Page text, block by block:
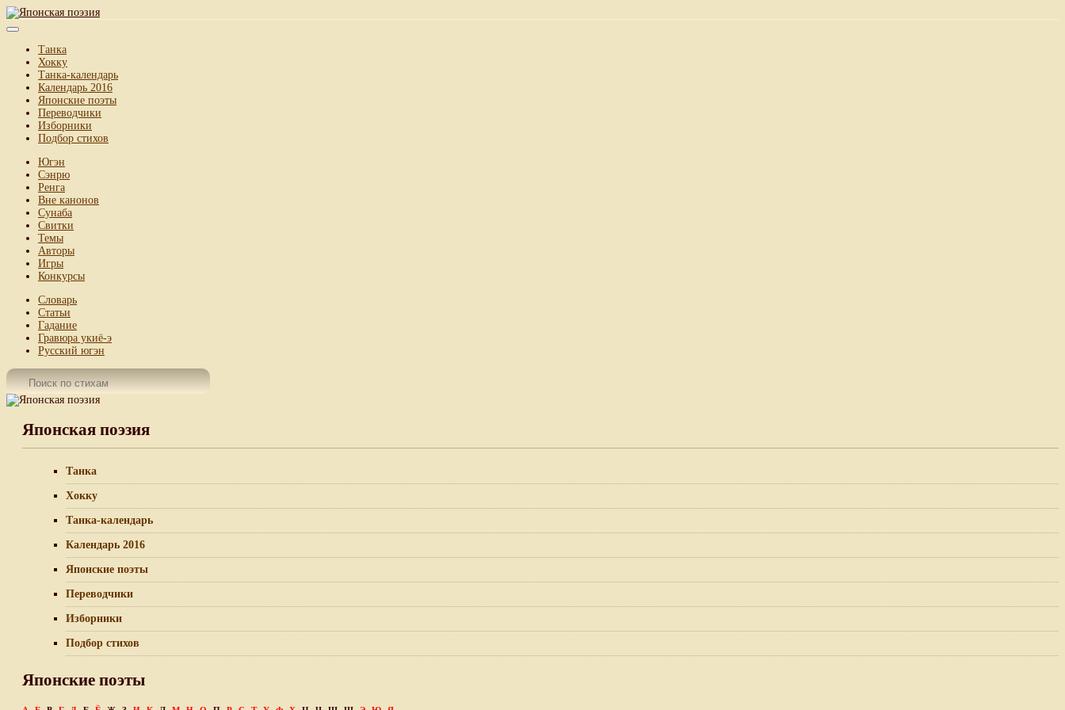
Танка
Хокку
Танка-календарь
Календарь 2016
Японские поэты
Переводчики
Изборники
Подбор стихов
Югэн
Сэнрю
Ренга
Вне канонов
Сунаба
Свитки
Темы
Авторы
Игры
Конкурсы
Словарь
Статьи
Гадание
Гравюра укиё-э
Русский югэн
Японская поэзия
Танка
Хокку
Танка-календарь
Календарь 2016
Японские поэты
Переводчики
Изборники
Подбор стихов
Японские поэты